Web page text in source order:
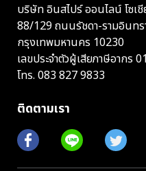
บริษัท อินสไปร์ ออนไลน์ โซเ
88/129 ถนนรัชดา-รามอินทร
กรุงเทพมหานคร 10230
เลขประจำตัวผู้เสียภาษีอากร
โทร. 083 827 9833
ติดตามเรา